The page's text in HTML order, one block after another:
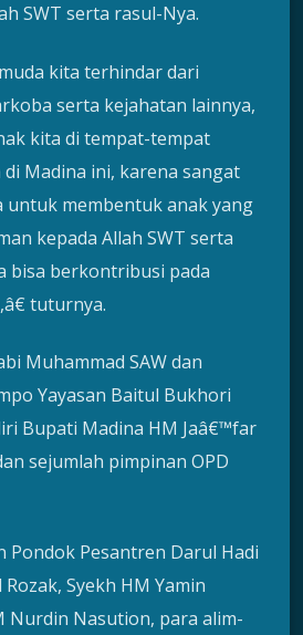
SWT serta rasul-Nya.
kita terhindar dari
serta kejahatan lainnya,
kita di tempat-tempat
Madina ini, karena sangat
untuk membentuk anak yang
kepada Allah SWT serta
bisa berkontribusi pada
tuturnya.
Muhammad SAW dan
Yayasan Baitul Bukhori
Bupati Madina HM Jaâ€™far
sejumlah pimpinan OPD
Pondok Pesantren Darul Hadi
Syekh HM Yamin
Nurdin Nasution, para alim-